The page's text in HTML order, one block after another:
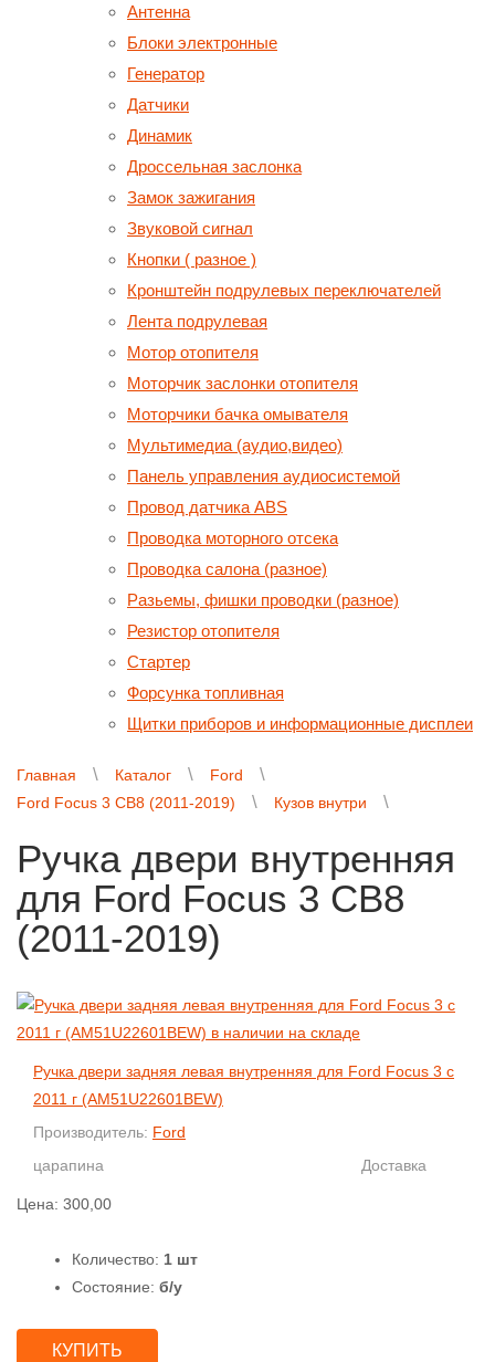
Антенна
Блоки электронные
Генератор
Датчики
Динамик
Дроссельная заслонка
Замок зажигания
Звуковой сигнал
Кнопки ( разное )
Кронштейн подрулевых переключателей
Лента подрулевая
Мотор отопителя
Моторчик заслонки отопителя
Моторчики бачка омывателя
Мультимедиа (аудио,видео)
Панель управления аудиосистемой
Провод датчика ABS
Проводка моторного отсека
Проводка салона (разное)
Разьемы, фишки проводки (разное)
Резистор отопителя
Стартер
Форсунка топливная
Щитки приборов и информационные дисплеи
Главная Каталог
Ford
Ford Focus 3 CB8 (2011-2019)
Кузов внутри
Ручка двери внутренняя
для Ford Focus 3 CB8
(2011-2019)
Ручка двери задняя левая внутренняя для Ford Focus 3 с
2011 г (AM51U22601BEW)
Производитель: Ford
царапина
Доставка
Цена: 300,00
Количество: 1 шт
Состояние: б/у
КУПИТЬ